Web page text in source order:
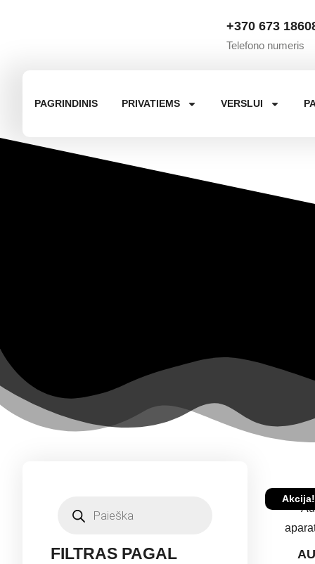
+370 673
Telefono numeris
PAGRINDINIS PRIVATIEMS VERSLUI
FILTRAS PAGAL
Akcija!